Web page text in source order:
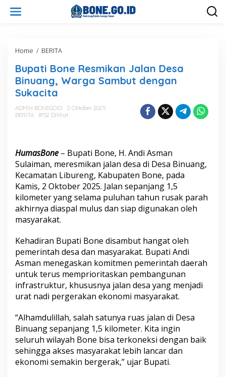
Home / BERITA
p
a
t
o
m
i
k
a
n
J
a
n
D
e
s
a
B
n
u
a
n
g
,
Bupati Bone Resmikan Jalan Desa
Binuang, Warga Sambut dengan
Sukacita
ADMIN BONEGOID
2 Oktober 2025
BERITA
8152 Dilihat
HumasBone – Bupati Bone, H. Andi Asman
Sulaiman, meresmikan jalan desa di Desa Binuang,
Kecamatan Libureng, Kabupaten Bone, pada
Kamis, 2 Oktober 2025. Jalan sepanjang 1,5
kilometer yang selama puluhan tahun rusak parah
akhirnya diaspal mulus dan siap digunakan oleh
masyarakat.
Kehadiran Bupati Bone disambut hangat oleh
pemerintah desa dan masyarakat. Bupati Andi
Asman menegaskan komitmen pemerintah daerah
untuk terus memprioritaskan pembangunan
infrastruktur, khususnya jalan desa yang menjadi
urat nadi pergerakan ekonomi masyarakat.
“Alhamdulillah, salah satunya ruas jalan di Desa
Binuang sepanjang 1,5 kilometer. Kita ingin
seluruh wilayah Bone bisa terkoneksi dengan baik
sehingga akses masyarakat lebih lancar dan
ekonomi semakin bergerak,” ujar Bupati.